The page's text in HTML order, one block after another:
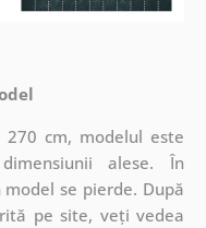
cm, modelul este
alese. În
se pierde. După
pe site, veți vedea